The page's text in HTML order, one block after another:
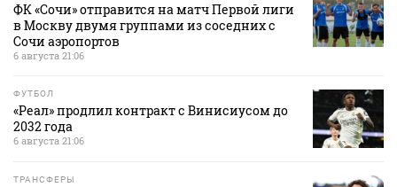
ФК «Сочи» отправится на матч Первой лиги
в Москву двумя группами из соседних с
Сочи аэропортов
6 августа 21:06
ФУТБОЛ
«Реал» продлил контракт с Винисиусом до
2032 года
6 августа 21:06
ТРАНСФЕРЫ